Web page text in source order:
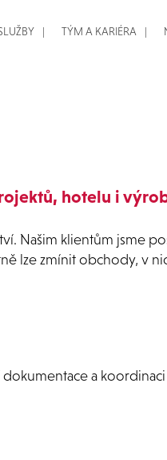
TÝM A KARIÉRA
hotelu i
Našim klientům jsme
lze zmínit obchody, v
a